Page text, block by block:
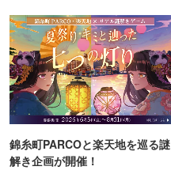
錦糸町PARCOと楽天地を巡る謎
解き企画が開催！